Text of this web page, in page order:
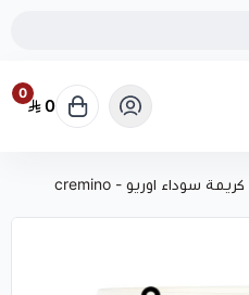
0
0
كريمة سوداء اوريو - cremino